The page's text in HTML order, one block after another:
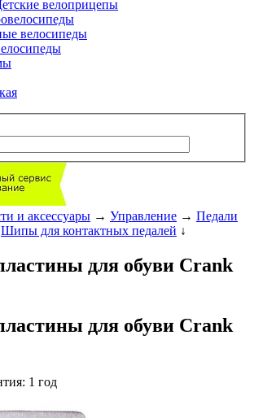
велоприцепы
велосипеды
и аксессуары → Управление → Педали
Шипы для контактных педалей ↓
для обуви Crank
для обуви Crank
1 год